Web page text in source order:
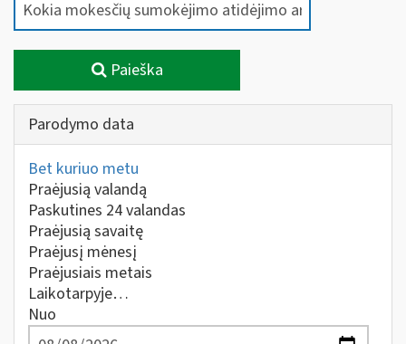
Paieška
Parodymo data
Bet kuriuo metu
Praėjusią valandą
Paskutines 24 valandas
Praėjusią savaitę
Praėjusį mėnesį
Praėjusiais metais
Laikotarpyje…
Nuo